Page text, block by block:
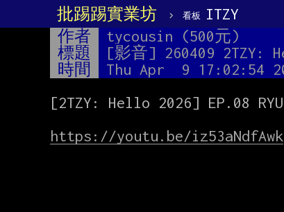
批踢踢實業坊 › 看板 ITZY
作者 tycousin (500元)
標題
[影音] 260409 2TZY:
時間
Thu Apr  9 17:02:54
[2TZY: Hello 2026] EP.08
https://youtu.be/iz53aNdfAwk